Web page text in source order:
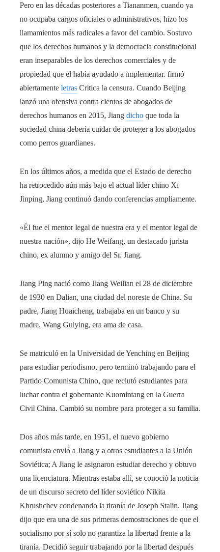
Pero en las décadas posteriores a Tiananmen, cuando ya
no ocupaba cargos oficiales o administrativos, hizo los
llamamientos más radicales a favor del cambio. Sostuvo
que los derechos humanos y la democracia constitucional
eran inseparables de los derechos comerciales y de
propiedad que él había ayudado a implementar. firmó
abiertamente letras Critica la censura. Cuando Beijing
lanzó una ofensiva contra cientos de abogados de
derechos humanos en 2015, Jiang dicho que toda la
sociedad china debería cuidar de proteger a los abogados
como perros guardianes.
En los últimos años, a medida que el Estado de derecho
ha retrocedido aún más bajo el actual líder chino Xi
Jinping, Jiang continuó dando conferencias ampliamente.
«Él fue el mentor legal de nuestra era y el mentor legal de
nuestra nación», dijo He Weifang, un destacado jurista
chino, ex alumno y amigo del Sr. Jiang.
Jiang Ping nació como Jiang Weilian el 28 de diciembre
de 1930 en Dalian, una ciudad del noreste de China. Su
padre, Jiang Huaicheng, trabajaba en un banco y su
madre, Wang Guiying, era ama de casa.
Se matriculó en la Universidad de Yenching en Beijing
para estudiar periodismo, pero terminó trabajando para el
Partido Comunista Chino, que reclutó estudiantes para
luchar contra el gobernante Kuomintang en la Guerra
Civil China. Cambió su nombre para proteger a su familia.
Dos años más tarde, en 1951, el nuevo gobierno
comunista envió a Jiang y a otros estudiantes a la Unión
Soviética; A Jiang le asignaron estudiar derecho y obtuvo
una licenciatura. Mientras estaba allí, se conoció la noticia
de un discurso secreto del líder soviético Nikita
Khrushchev condenando la tiranía de Joseph Stalin. Jiang
dijo que era una de sus primeras demostraciones de que el
socialismo por sí solo no garantiza la libertad frente a la
tiranía. Decidió seguir trabajando por la libertad después